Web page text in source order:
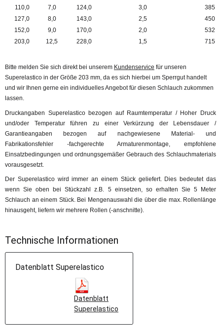
110,0
7,0 124,0 3,0
385
127,0
8,0 143,0 2,5
450
152,0
9,0 170,0 2,0
532
203,0
12,5 228,0 1,5 715
Bitte melden Sie sich direkt bei unserem Kundenservice für unseren
Superelastico in der Größe 203 mm, da es sich hierbei um Sperrgut handelt
und wir Ihnen gerne ein individuelles Angebot für diesen Schlauch zukommen
lassen.
Druckangaben Superelastico bezogen auf Raumtemperatur / Hoher Druck
und/oder Temperatur führen zu einer Verkürzung der Lebensdauer /
Garantieangaben bezogen auf nachgewiesene Material- und
Fabrikationsfehler -fachgerechte Armaturenmontage, empfohlene
Einsatzbedingungen und ordnungsgemäßer Gebrauch des Schlauchmaterials
vorausgesetzt.
Der Superelastico wird immer an einem Stück geliefert. Dies bedeutet das
wenn Sie oben bei Stückzahl z.B. 5 einsetzen, so erhalten Sie 5 Meter
Schlauch an einem Stück. Bei Mengenauswahl die über die max. Rollenlänge
hinausgeht, liefern wir mehrere Rollen (-anschnitte).
Technische Informationen
Datenblatt Superelastico
Datenblatt
Superelastico